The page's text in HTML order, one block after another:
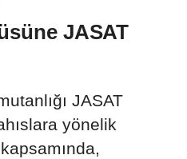
JASAT
JASAT
yönelik